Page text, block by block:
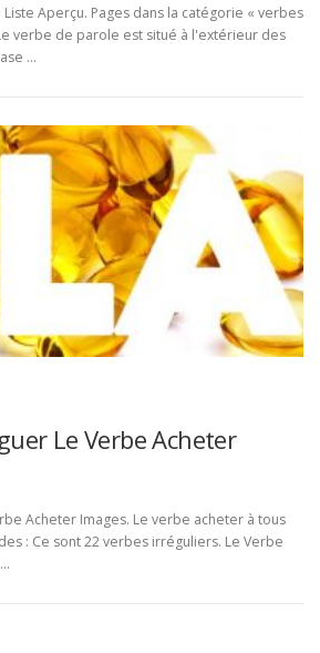
Aperçu. Pages dans la catégorie « verbes
verbe de parole est situé à l'extérieur des
…
Le Verbe Acheter
Acheter Images. Le verbe acheter à tous
: Ce sont 22 verbes irréguliers. Le Verbe